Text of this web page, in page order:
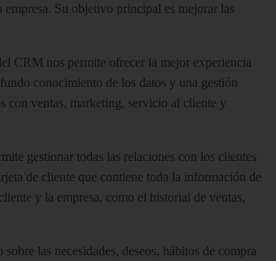
Su objetivo principal es mejorar las
CRM nos permite ofrecer la mejor experiencia
conocimiento de los datos y una gestión
con ventas, marketing, servicio al cliente y
gestionar todas las relaciones con los clientes
de cliente que contiene toda la información de
y la empresa, como el historial de ventas,
las necesidades, deseos, hábitos de compra